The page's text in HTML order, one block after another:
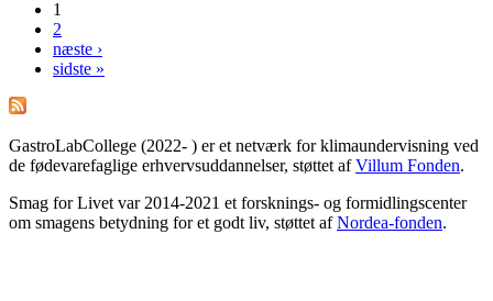
Sider
1
2
næste ›
sidste »
GastroLabCollege (2022- ) er et netværk for klimaundervisning ved
de fødevarefaglige erhvervsuddannelser, støttet afVillum Fonden.
Smag for Livet var 2014-2021 et forsknings- og formidlingscenter
om smagens betydning for et godt liv, støttet afNordea-fonden.